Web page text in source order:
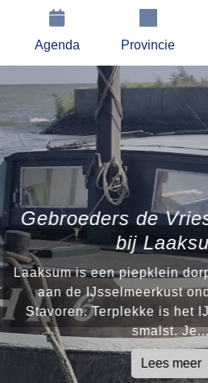
Agenda Provincie
de Vries vangen bot
Laaksum
dorp, prachtig gelegen
onder de rook van
is het IJsselmeer op zijn
smalst. Je...
Lees meer